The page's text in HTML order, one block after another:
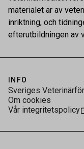
materialet är av
inriktning, och
efterutbildningen av
INFO
Sveriges
Om cookies
Vår integritetspolicy